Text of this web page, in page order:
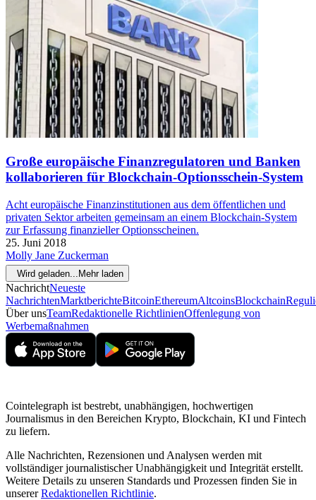
Große europäische Finanzregulatoren und Banken
kollaborieren für Blockchain-Optionsschein-System
Acht europäische Finanzinstitutionen aus dem öffentlichen und
privaten Sektor arbeiten gemeinsam an einem Blockchain-System
zur Erfassung finanzieller Optionsscheinen.
25. Juni 2018
Molly Jane Zuckerman
Wird geladen... Mehr laden
NachrichtNeueste
NachrichtenMarktberichteBitcoinEthereumAltcoinsBlockchain
Über unsTeamRedaktionelle RichtlinienOffenlegung von
Werbemaßnahmen
Cointelegraph ist bestrebt, unabhängigen, hochwertigen
Journalismus in den Bereichen Krypto, Blockchain, KI und Fintech
zu liefern.
Alle Nachrichten, Rezensionen und Analysen werden mit
vollständiger journalistischer Unabhängigkeit und Integrität erstellt.
Weitere Details zu unseren Standards und Prozessen finden Sie in
unsererRedaktionellen Richtlinie.